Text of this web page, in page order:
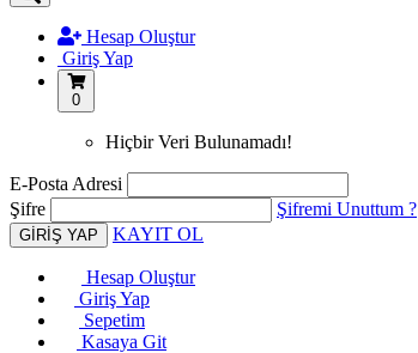
Hesap Oluştur
Giriş Yap
0
Hiçbir Veri Bulunamadı!
E-Posta Adresi
Şifre
Şifremi Unuttum ?
KAYIT OL
Hesap Oluştur
Giriş Yap
Sepetim
Kasaya Git